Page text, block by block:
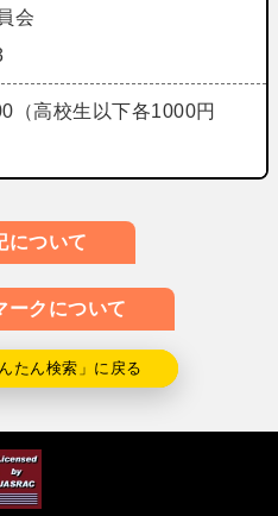
会
高校生以下各1000円
について
ークについて
たん検索」に戻る